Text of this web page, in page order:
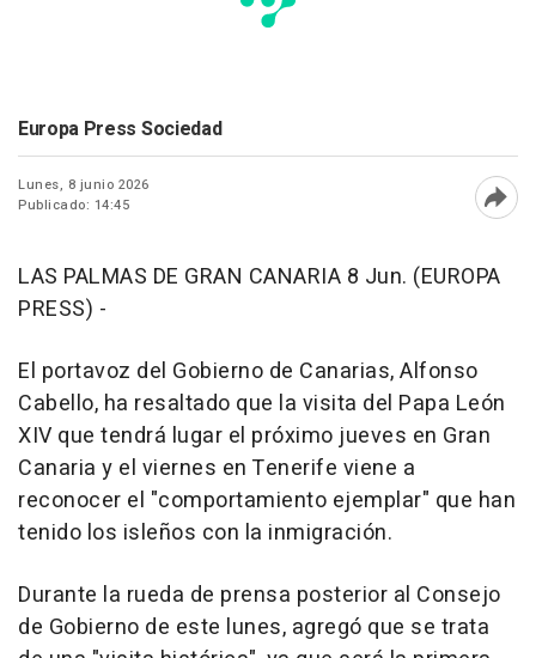
Europa Press Sociedad
Lunes, 8 junio 2026
Publicado: 14:45
LAS PALMAS DE GRAN CANARIA 8 Jun. (EUROPA
PRESS) -
El portavoz del Gobierno de Canarias, Alfonso
Cabello, ha resaltado que la visita del Papa León
XIV que tendrá lugar el próximo jueves en Gran
Canaria y el viernes en Tenerife viene a
reconocer el "comportamiento ejemplar" que han
tenido los isleños con la inmigración.
Durante la rueda de prensa posterior al Consejo
de Gobierno de este lunes, agregó que se trata